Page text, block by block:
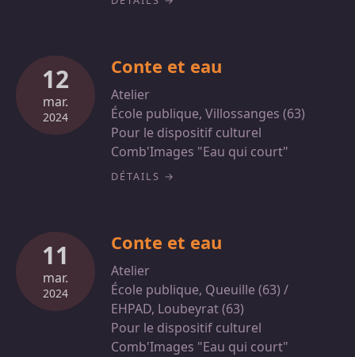
12
mar.
2024
Conte et eau
Atelier
École publique, Villossanges (63)
Pour le dispositif culturel
Comb'Images "Eau qui court"
DÉTAILS
11
mar.
2024
Conte et eau
Atelier
École publique, Queuille (63) /
EHPAD, Loubeyrat (63)
Pour le dispositif culturel
Comb'Images "Eau qui court"